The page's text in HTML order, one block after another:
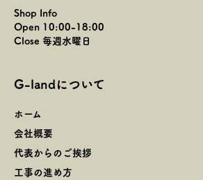
Shop Info
Open 10:00-18:00
Close 毎週水曜日
G-landについて
ホーム
会社概要
代表からのご挨拶
工事の進め方